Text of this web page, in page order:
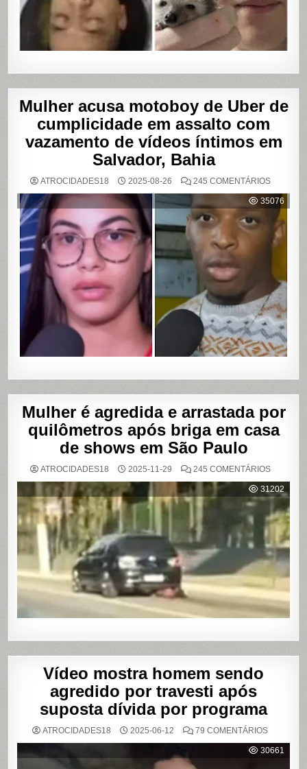
Mulher acusa motoboy de Uber de
cumplicidade em assalto com
vazamento de vídeos íntimos em
Salvador, Bahia
ATROCIDADES18 2025-08-26 245 COMENTÁRIOSEM
ACUSA
DE
UBER
DE
EM
DE
VÍDEOS
ÍNTIMOS
EM
BAHIA
35076
Mulher é agredida e arrastada por
quilômetros após briga em casa
de shows em São Paulo
ATROCIDADES18 2025-11-29 245 COMENTÁRIOSEM
É
E
POR
APÓS
BRIGA
EM
CASA
SHOWS
SÃO
PAULO
31202
Vídeo mostra homem sendo
agredido por travesti após
suposta dívida por programa
ATROCIDADES18 2025-06-12 79 COMENTÁRIOSEM
MOSTRA
HOMEM
30661